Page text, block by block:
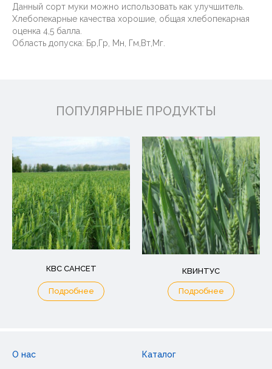
Данный сорт муки можно использовать как улучшитель.
Хлебопекарные качества хорошие, общая хлебопекарная
оценка 4,5 балла.
Область допуска: Бр,Гр, Мн, Гм,Вт,Мг.
ПОПУЛЯРНЫЕ ПРОДУКТЫ
КВС САНСЕТ
Подробнее
КВИНТУС
Подробнее
О нас Каталог